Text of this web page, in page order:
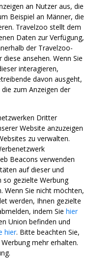
an Nutzer aus, die
Beispiel an Männer, die
Travelzoo stellt dem
Daten zur Verfügung,
der Travelzoo-
ansehen. Wenn Sie
interagieren,
davon ausgeht,
zum Anzeigen der
Dritter
Website anzuzeigen
zu verwalten.
Beacons verwenden
auf dieser und
so gezielte Werbung
Wenn Sie nicht möchten,
werden, Ihnen gezielte
indem Sie hier
Union befinden und
hier. Bitte beachten Sie,
mehr erhalten.